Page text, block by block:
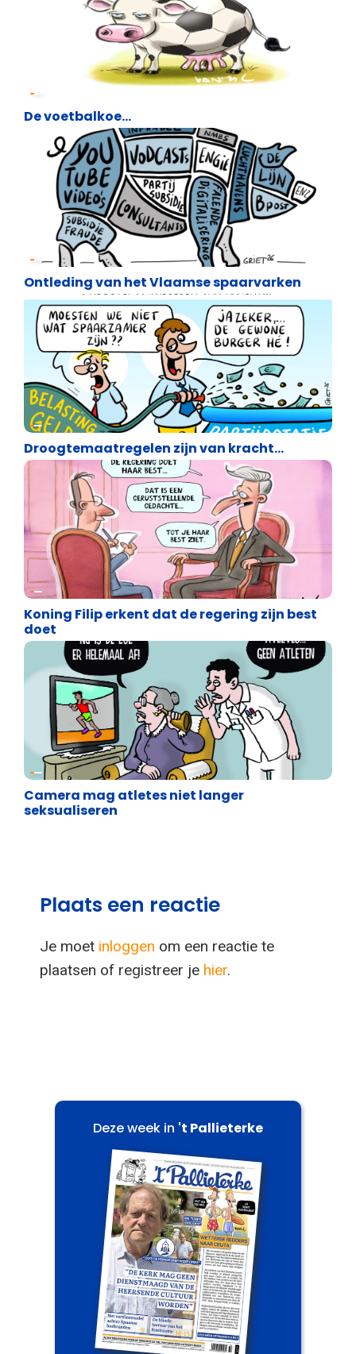
Cartoons
De voetbalkoe…
Cartoons
Ontleding van het Vlaamse spaarvarken
Cartoons
Droogtemaatregelen zijn van kracht…
Cartoons
Koning Filip erkent dat de regering zijn best
doet
Cartoons
Camera mag atletes niet langer
seksualiseren
Plaats een reactie
Je moet inloggen om een reactie te
plaatsen of registreer je hier.
Deze week in 't Pallieterke